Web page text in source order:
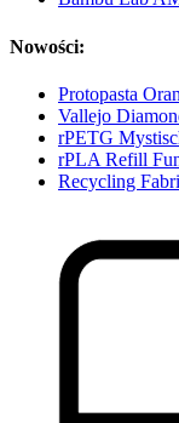
Nowości:
Protopasta
Vallejo
rPETG
rPLA Refill
Recycling